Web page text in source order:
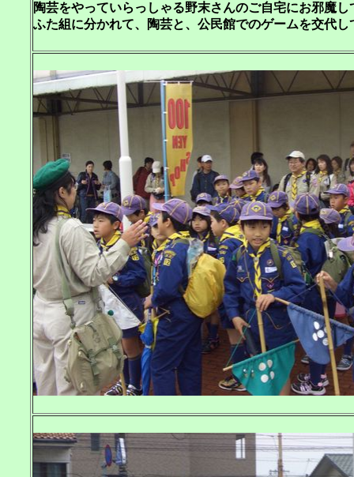
陶芸をやっていらっしゃる野末さんのご自宅にお邪魔
ふた組に分かれて、陶芸と、公民館でのゲームを交代し